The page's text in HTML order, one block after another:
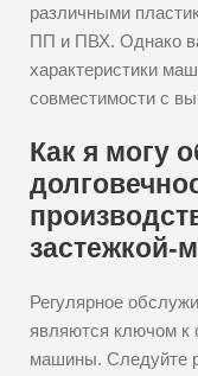
различными
ПП и ПВХ. Однако
характеристики
совместимости с
Как я могу
застежкой-
Регулярное
являются ключом к
машины. Следуйте